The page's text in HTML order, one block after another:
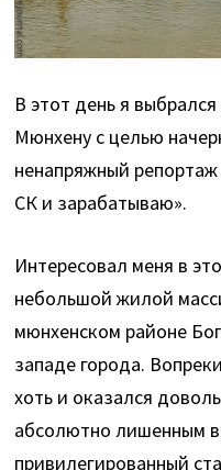
В этот день я
Мюнхену с целью
ненапряжный
СК и зарабатываю».
Интересовал меня в
небольшой жилой
мюнхенском районе
западе города.
хоть и оказался
абсолютно лишенным
привилегированный